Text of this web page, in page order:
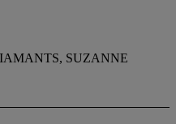
SUZANNE